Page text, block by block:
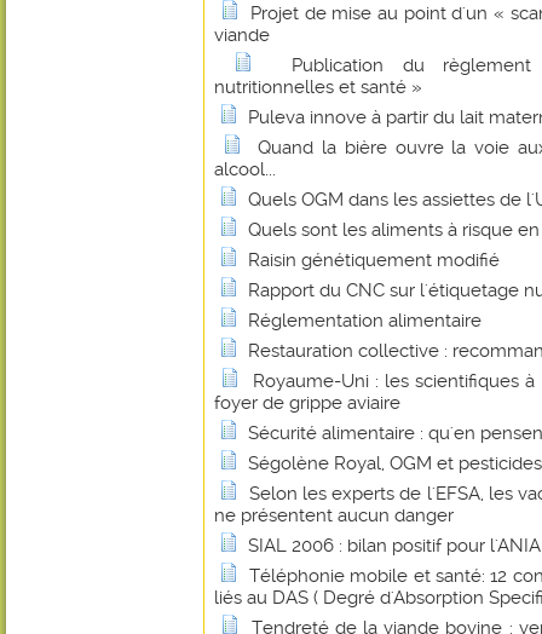
Projet de mise au point d'un «
viande
Publication du
nutritionnelles et santé »
Puleva innove à partir du lait
Quand la bière ouvre la voie
alcool...
Quels OGM dans les assiettes de
Quels sont les aliments à risque
Raisin génétiquement modifié
Rapport du CNC sur l'étiquetage
Réglementation alimentaire
Restauration collective :
Royaume-Uni : les scientifiques
foyer de grippe aviaire
Sécurité alimentaire : qu'en
Ségolène Royal, OGM et
Selon les experts de l'EFSA, les
ne présentent aucun danger
SIAL 2006 : bilan positif pour l'ANIA
Téléphonie mobile et santé: 12
liés au DAS ( Degré d'Absorption
Tendreté de la viande bovine :